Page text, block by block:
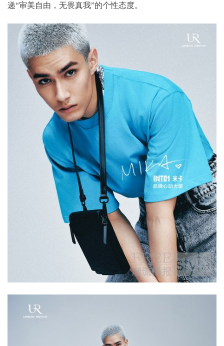
递“审美自由，无畏真我”的个性态度。